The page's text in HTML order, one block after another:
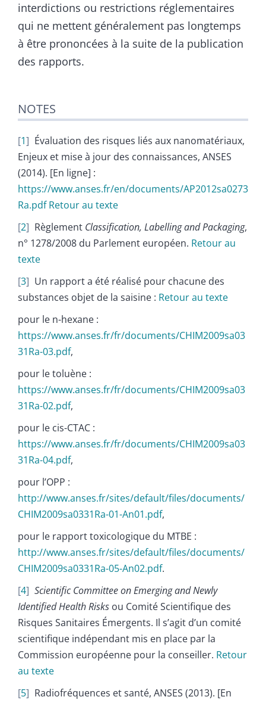
interdictions ou restrictions réglementaires
qui ne mettent généralement pas longtemps
à être prononcées à la suite de la publication
des rapports.
NOTES
1
Évaluation des risques liés aux nanomatériaux,
Enjeux et mise à jour des connaissances, ANSES
(2014). [En ligne] :
https://www.anses.fr/en/documents/AP2012sa0273
Ra.pdf Retour au texte
2
Règlement Classification, Labelling and Packaging,
n° 1278/2008 du Parlement européen. Retour au
texte
3
Un rapport a été réalisé pour chacune des
substances objet de la saisine : Retour au texte
pour le n-hexane :
https://www.anses.fr/fr/documents/CHIM2009sa03
31Ra-03.pdf,
pour le toluène :
https://www.anses.fr/fr/documents/CHIM2009sa03
31Ra-02.pdf,
pour le cis-CTAC :
https://www.anses.fr/fr/documents/CHIM2009sa03
31Ra-04.pdf,
pour l’OPP :
http://www.anses.fr/sites/default/files/documents/
CHIM2009sa0331Ra-01-An01.pdf,
pour le rapport toxicologique du MTBE :
http://www.anses.fr/sites/default/files/documents/
CHIM2009sa0331Ra-05-An02.pdf.
4
Scientific Committee on Emerging and Newly
Identified Health Risks ou Comité Scientifique des
Risques Sanitaires Émergents. Il s’agit d’un comité
scientifique indépendant mis en place par la
Commission européenne pour la conseiller. Retour
au texte
5
Radiofréquences et santé, ANSES (2013). [En